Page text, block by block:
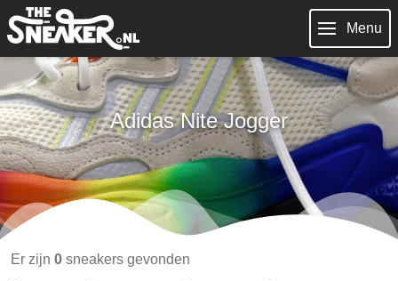
Menu
Adidas Nite Jogger
Er zijn 0 sneakers gevonden